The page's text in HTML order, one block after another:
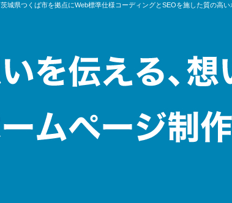
茨城県つくば市を拠点にWeb標準仕様コーディングとSEOを施した質の高